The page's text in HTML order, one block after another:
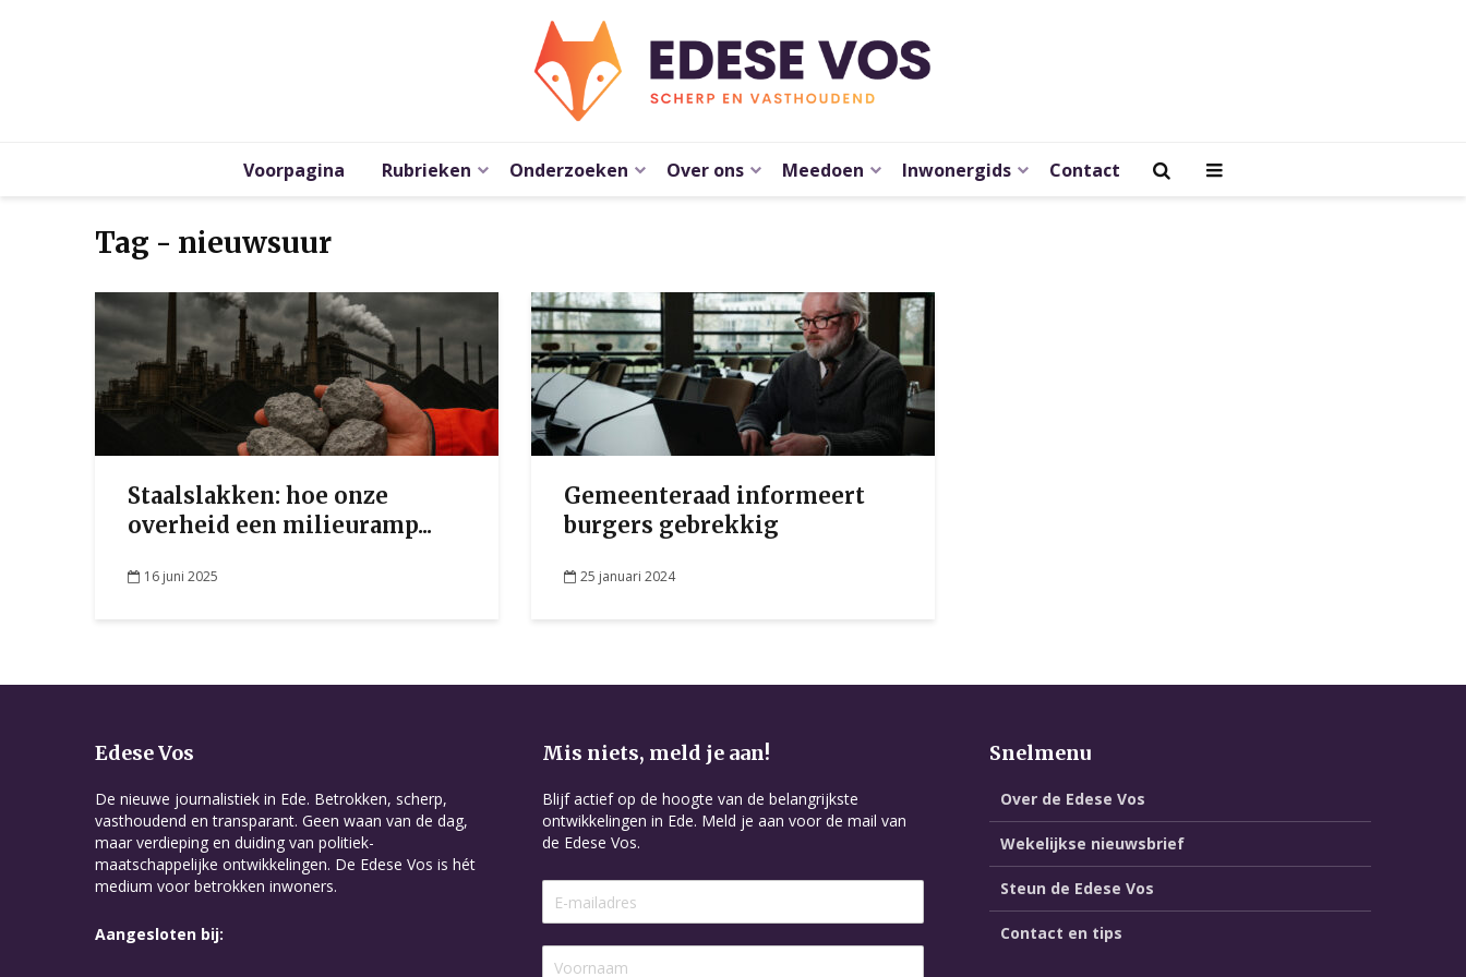
Voorpagina Rubrieken Onderzoeken Over ons Meedoen Inwonergids Contact
Tag - nieuwsuur
Staalslakken: hoe onze
overheid een milieuramp...
16 juni 2025
Gemeenteraad informeert
burgers gebrekkig
25 januari 2024
Edese Vos
De nieuwe journalistiek in Ede. Betrokken, scherp,
vasthoudend en transparant. Geen waan van de dag,
maar verdieping en duiding van politiek-
maatschappelijke ontwikkelingen. De Edese Vos is hét
medium voor betrokken inwoners.
Aangesloten bij:
Mis niets, meld je aan!
Blijf actief op de hoogte van de belangrijkste
ontwikkelingen in Ede. Meld je aan voor de mail van
de Edese Vos.
Snelmenu
Over de Edese Vos
Wekelijkse nieuwsbrief
Steun de Edese Vos
Contact en tips